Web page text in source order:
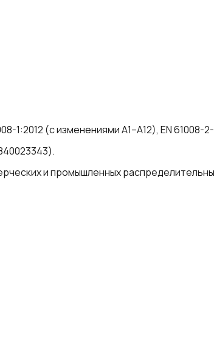
1:2012 (с изменениями A1–A12), EN 61008-2-
и промышленных